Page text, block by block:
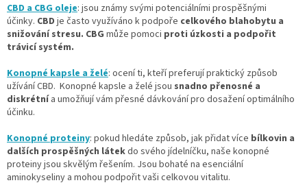
CBD a CBG oleje: jsou známy svými potenciálními prospěšnými
účinky. CBD je často využíváno k podpoře celkového blahobytu a
snižování stresu. CBG může pomoci proti úzkosti a podpořit
trávicí systém.
Konopné kapsle a želé: ocení ti, kteří preferují praktický způsob
užívání CBD. Konopné kapsle a želé jsou snadno přenosné a
diskrétnía umožňují vám přesné dávkování pro dosažení optimálního
účinku.
Konopné proteiny: pokud hledáte způsob, jak přidat více bílkovin a
dalších prospěšných látekdo svého jídelníčku, naše konopné
proteiny jsou skvělým řešením. Jsou bohaté na esenciální
aminokyseliny a mohou podpořit vaši celkovou vitalitu.